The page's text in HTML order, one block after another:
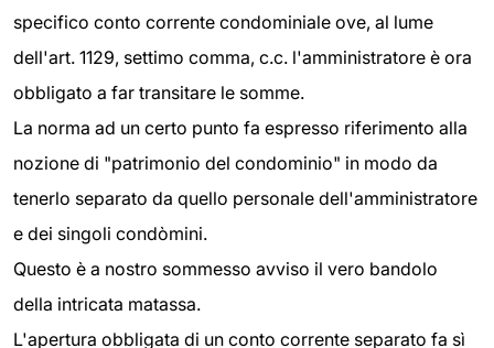
specifico conto corrente condominiale ove, al lume
dell'art. 1129, settimo comma, c.c. l'amministratore è ora
obbligato a far transitare le somme.
La norma ad un certo punto fa espresso riferimento alla
nozione di "patrimonio del condominio" in modo da
tenerlo separato da quello personale dell'amministratore
e dei singoli condòmini.
Questo è a nostro sommesso avviso il vero bandolo
della intricata matassa.
L'apertura obbligata di un conto corrente separato fa sì